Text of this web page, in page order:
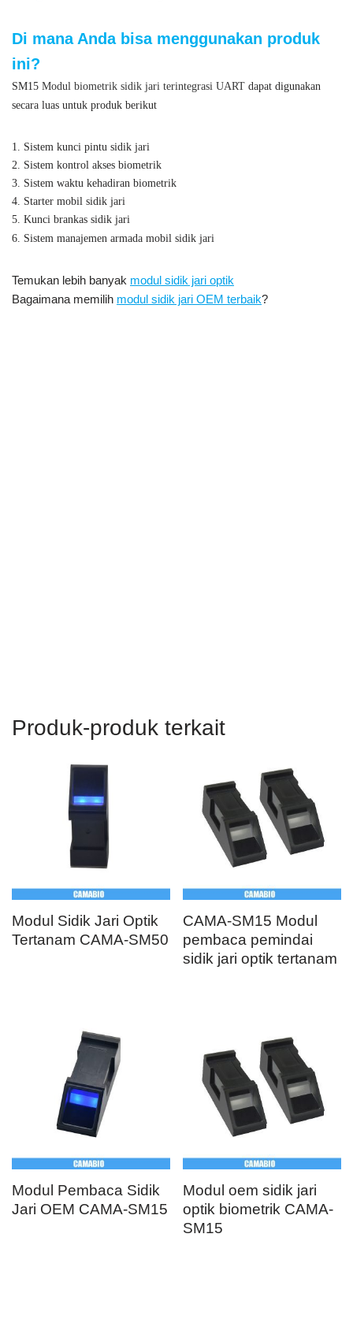
Di mana Anda bisa menggunakan produk
ini?
SM15 Modul biometrik sidik jari terintegrasi UART dapat digunakan
secara luas untuk produk berikut
1. Sistem kunci pintu sidik jari
2. Sistem kontrol akses biometrik
3. Sistem waktu kehadiran biometrik
4. Starter mobil sidik jari
5. Kunci brankas sidik jari
6. Sistem manajemen armada mobil sidik jari
Temukan lebih banyak modul sidik jari optik
Bagaimana memilih modul sidik jari OEM terbaik?
Produk-produk terkait
Modul Sidik Jari Optik
Tertanam CAMA-SM50
CAMA-SM15 Modul
pembaca pemindai
sidik jari optik tertanam
Modul Pembaca Sidik
Jari OEM CAMA-SM15
Modul oem sidik jari
optik biometrik CAMA-
SM15